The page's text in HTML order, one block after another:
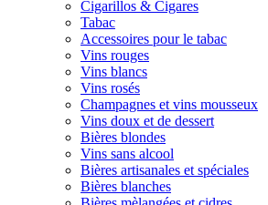
Cigarillos & Cigares
Tabac
Accessoires pour le tabac
Vins rouges
Vins blancs
Vins rosés
Champagnes et vins mousseux
Vins doux et de dessert
Bières blondes
Vins sans alcool
Bières artisanales et spéciales
Bières blanches